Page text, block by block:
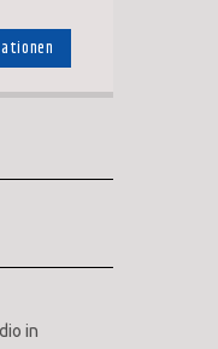
auch ab 22
14:00 und
in